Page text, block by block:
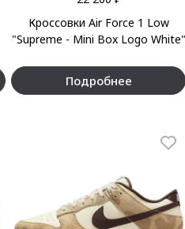
Кроссовки Air Force 1 Low
"Supreme - Mini Box Logo White"
Подробнее